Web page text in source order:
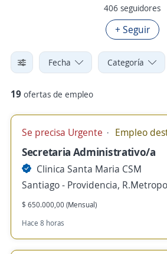
406 seguidores
+ Seguir
Fecha Categoría
19 ofertas de empleo
Se precisa Urgente Empleo
Secretaria Administrativo/a
Clinica Santa Maria CSM
Santiago - Providencia,
$ 650.000,00 (Mensual)
Hace 8 horas